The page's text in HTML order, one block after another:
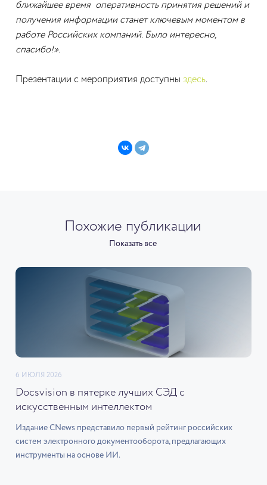
ближайшее время оперативность принятия решений и
получения информации станет ключевым моментом в
работе Российских компаний. Было интересно,
спасибо!».
Презентации с мероприятия доступны здесь.
Похожие публикации
Показать все
6 ИЮЛЯ 2026
Docsvision в пятерке лучших СЭД с
искусственным интеллектом
Издание CNews представило первый рейтинг российских
систем электронного документооборота, предлагающих
инструменты на основе ИИ.